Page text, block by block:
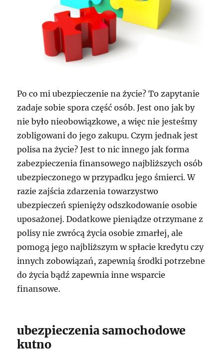
Po co mi ubezpieczenie na życie? To zapytanie
zadaje sobie spora część osób. Jest ono jak by
nie było nieobowiązkowe, a więc nie jesteśmy
zobligowani do jego zakupu. Czym jednak jest
polisa na życie? Jest to nic innego jak forma
zabezpieczenia finansowego najbliższych osób
ubezpieczonego w przypadku jego śmierci. W
razie zajścia zdarzenia towarzystwo
ubezpieczeń spienięży odszkodowanie osobie
uposażonej. Dodatkowe pieniądze otrzymane z
polisy nie zwrócą życia osobie zmarłej, ale
pomogą jego najbliższym w spłacie kredytu czy
innych zobowiązań, zapewnią środki potrzebne
do życia bądź zapewnia inne wsparcie
finansowe.
ubezpieczenia samochodowe
kutno